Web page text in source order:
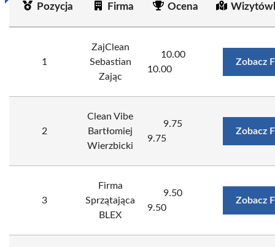
Pozycja Firma Ocena
1
ZajClean
Sebastian
Zając
10.00
10.00
Zobacz
2
Clean Vibe
Bartłomiej
Wierzbicki
9.75
9.75
Zobacz
3
Firma
Sprzątająca
BLEX
9.50
9.50
Zobacz